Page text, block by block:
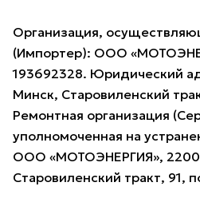
Организация,
(Импортер): ООО
193692328. Юридический
Минск, Старовиленский
Ремонтная организация
уполномоченная на
ООО «МОТОЭНЕРГИЯ»,
Старовиленский тракт, 91,